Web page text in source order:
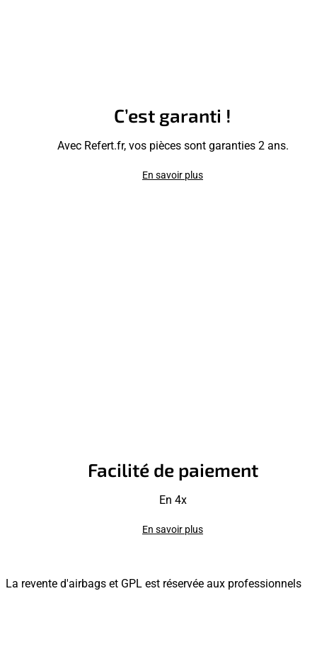
C’est garanti !
Avec Refert.fr, vos pièces sont garanties 2 ans.
En savoir plus
Facilité de paiement
En 4x
En savoir plus
La revente d'airbags et GPL est réservée aux professionnels